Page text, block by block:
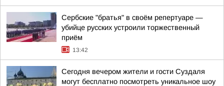
Сербские "братья" в своём репертуаре —
убийце русских устроили торжественный
приём
13:42
Сегодня вечером жители и гости Суздаля
могут бесплатно посмотреть уникальное шоу